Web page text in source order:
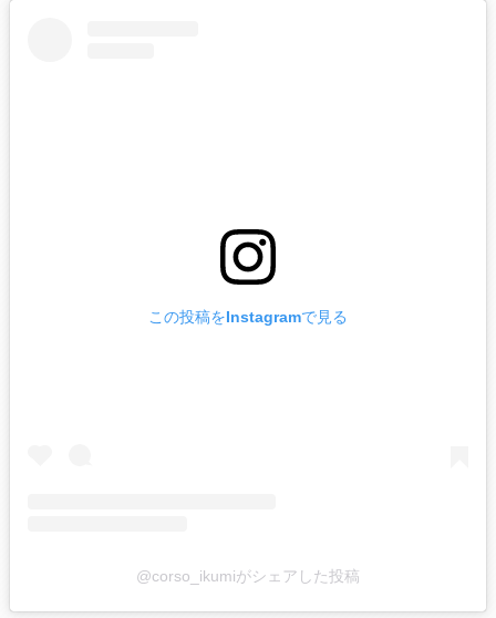
この投稿をInstagramで見る
@corso_ikumiがシェアした投稿